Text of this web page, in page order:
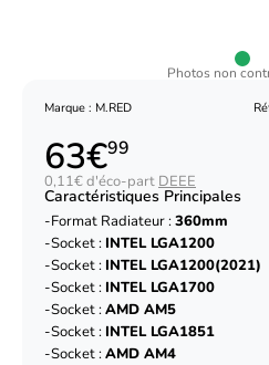
Photos non
Marque : M.RED
63€99
0,11€ d'éco-part DEEE
Caractéristiques Principales
Format Radiateur :360mm
Socket : INTEL LGA1200
Socket : INTEL LGA1200(2021)
Socket : INTEL LGA1700
Socket :AMD AM5
Socket : INTEL LGA1851
Socket :AMD AM4